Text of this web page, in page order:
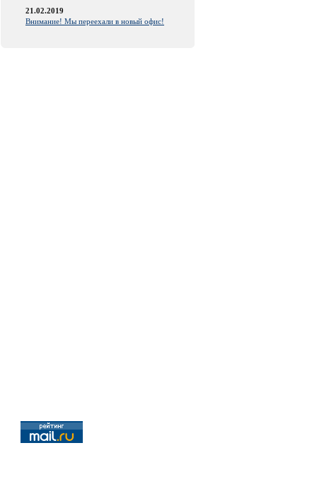
21.02.2019
Внимание! Мы переехали в новый офис!